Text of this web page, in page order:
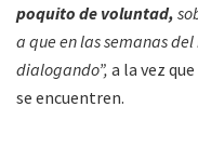
poquito de voluntad,
a que en las semanas
dialogando”, a la vez
se encuentren.